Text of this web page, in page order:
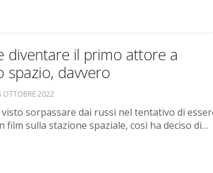
diventare il primo attore a
spazio, davvero
OTTOBRE 2022
sorpassare dai russi nel tentativo di
sulla stazione spaziale, così ha deciso di…